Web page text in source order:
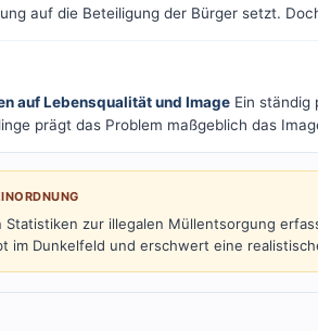
auf die Beteiligung der Bürger setzt.
auf Lebensqualität und Image Ein ständig
prägt das Problem maßgeblich das
Statistiken zur illegalen Müllentsorgung
im Dunkelfeld und erschwert eine